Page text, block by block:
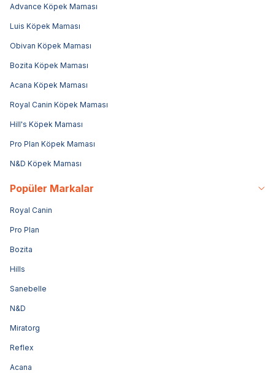
Advance Köpek Maması
Luis Köpek Maması
Obivan Köpek Maması
Bozita Köpek Maması
Acana Köpek Maması
Royal Canin Köpek Maması
Hill's Köpek Maması
Pro Plan Köpek Maması
N&D Köpek Maması
Popüler Markalar
Royal Canin
Pro Plan
Bozita
Hills
Sanebelle
N&D
Miratorg
Reflex
Acana